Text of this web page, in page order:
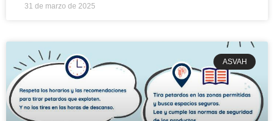
31 de marzo de 2025
ASVAH